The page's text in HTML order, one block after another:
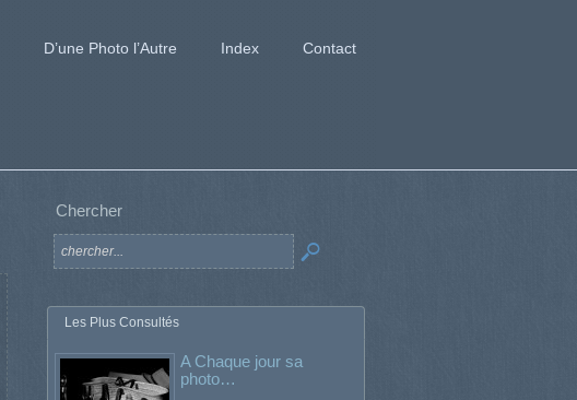
D’une Photo l’Autre Index Contact
Chercher
Les Plus Consultés
A Chaque jour sa
photo…